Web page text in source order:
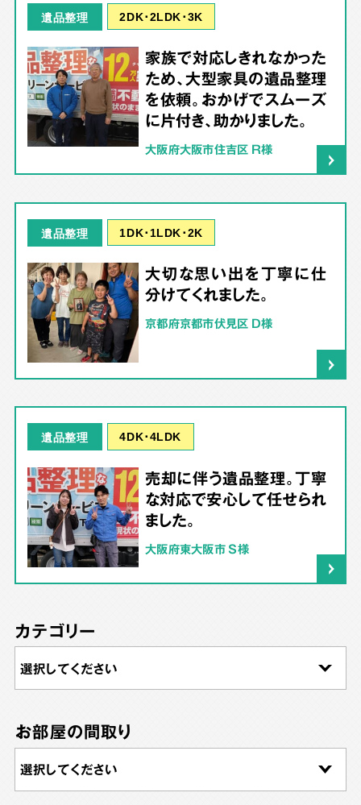
遺品整理 2DK･2LDK･3K
家族で対応しきれなかった
ため、大型家具の遺品整理
を依頼。おかげでスムーズ
に片付き、助かりました。
大阪府大阪市住吉区 R様
遺品整理 1DK･1LDK･2K
大切な思い出を丁寧に仕
分けてくれました。
京都府京都市伏見区 D様
遺品整理 4DK･4LDK
売却に伴う遺品整理。丁寧
な対応で安心して任せられ
ました。
大阪府東大阪市 S様
カテゴリー
お部屋の間取り